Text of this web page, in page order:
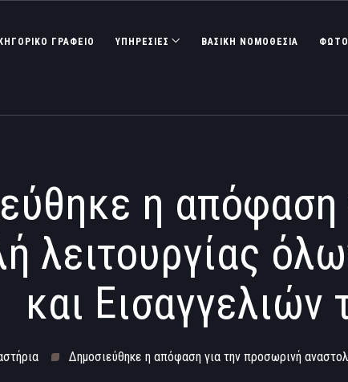
ΓΡΑΦΕΙΟ ΥΠΗΡΕΣΙΕΣ ΒΑΣΙΚΉ ΝΟΜΟΘΕΣΊΑ
η απόφαση
λειτουργίας
και
Δημοσιεύθηκε η απόφαση για την προσωρινή